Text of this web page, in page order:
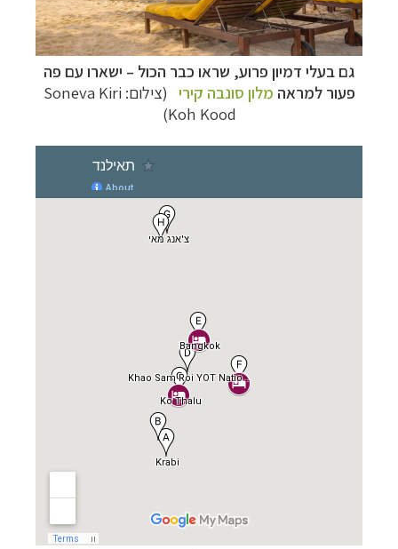
גם בעלי דמיון פרוע, שראו כבר הכול – ישארו עם פה
פעור למראה מלון סונבה קירי
(צילום: Soneva Kiri
Koh Kood)